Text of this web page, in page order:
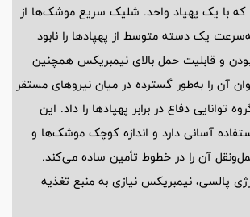
که با یک پهپاد واحد. شلیک سریع موشک‌ها از
یک دسته متوسط از پهپادها را نابود
و قابلیت حمل بالای نیمبریکس همچنین
آن را به‌طور گسترده در میان نیروهای مستقر
توانایی دفاع در برابر پهپادها را داد. این
آسانی دارد و اندازه کوچک موشک‌ها و
آن را در خطوط تأمین ساده می‌کند.
پالسی، نیمبریکس نیازی به منبع تغذیه